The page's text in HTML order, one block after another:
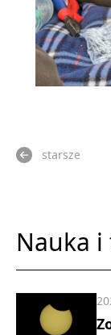
starsze
Nauka